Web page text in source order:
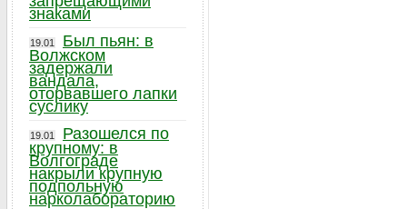
знаками
19.01
Был пьян: в
Волжском
задержали
вандала,
оторвавшего лапки
суслику
19.01
Разошелся по
крупному: в
Волгограде
накрыли крупную
подпольную
нарколабораторию